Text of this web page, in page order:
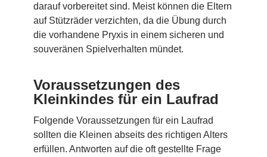
darauf vorbereitet sind. Meist können die Eltern
auf Stützräder verzichten, da die Übung durch
die vorhandene Pryxis in einem sicheren und
souveränen Spielverhalten mündet.
Voraussetzungen des
Kleinkindes für ein Laufrad
Folgende Voraussetzungen für ein Laufrad
sollten die Kleinen abseits des richtigen Alters
erfüllen. Antworten auf die oft gestellte Frage